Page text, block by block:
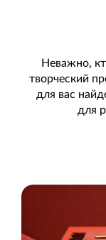
Неважно,
творческий
для вас
для